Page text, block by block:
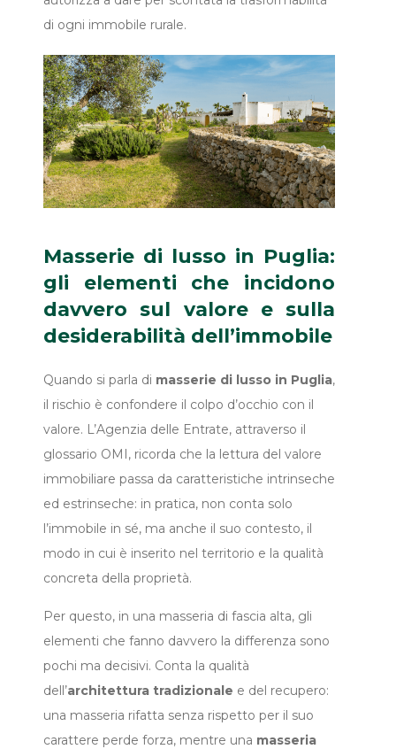
di ogni immobile rurale.
Masserie di lusso in Puglia:
gli elementi che incidono
davvero sul valore e sulla
desiderabilità dell’immobile
Quando si parla di masserie di lusso in Puglia,
il rischio è confondere il colpo d’occhio con il
valore. L’Agenzia delle Entrate, attraverso il
glossario OMI, ricorda che la lettura del valore
immobiliare passa da caratteristiche intrinseche
ed estrinseche: in pratica, non conta solo
l’immobile in sé, ma anche il suo contesto, il
modo in cui è inserito nel territorio e la qualità
concreta della proprietà.
Per questo, in una masseria di fascia alta, gli
elementi che fanno davvero la differenza sono
pochi ma decisivi. Conta la qualità
dell’architettura tradizionale e del recupero:
una masseria rifatta senza rispetto per il suo
carattere perde forza, mentre una masseria